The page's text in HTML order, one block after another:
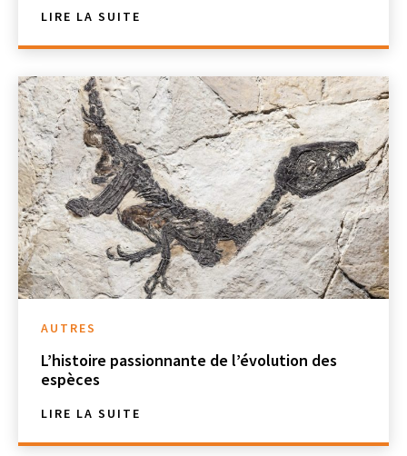
LIRE LA SUITE
AUTRES
L’histoire passionnante de l’évolution des
espèces
LIRE LA SUITE